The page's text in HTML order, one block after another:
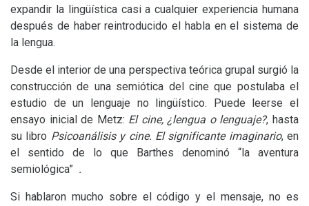
expandir la lingüística casi a cualquier experiencia humana
después de haber reintroducido el habla en el sistema de
la lengua.
Desde el interior de una perspectiva teórica grupal surgió la
construcción de una semiótica del cine que postulaba el
estudio de un lenguaje no lingüístico. Puede leerse el
ensayo inicial de Metz: El cine, ¿lengua o lenguaje?, hasta
su libro Psicoanálisis y cine. El significante imaginario, en
el sentido de lo que Barthes denominó “la aventura
semiológica” .
Si hablaron mucho sobre el código y el mensaje, no es